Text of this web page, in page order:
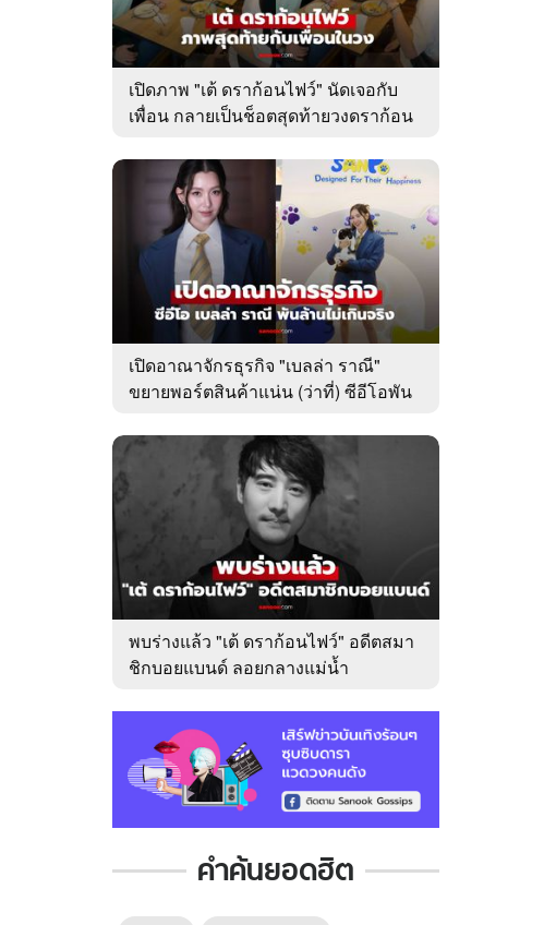
เปิดภาพ "เต้ ดราก้อนไฟว์" นัดเจอกับ
เพื่อน กลายเป็นช็อตสุดท้ายวงดราก้อน
เปิดอาณาจักรธุรกิจ "เบลล่า ราณี"
ขยายพอร์ตสินค้าแน่น (ว่าที่) ซีอีโอพัน
พบร่างแล้ว "เต้ ดราก้อนไฟว์" อดีตสมา
ชิกบอยแบนด์ ลอยกลางแม่น้ำ
คำค้นยอดฮิต